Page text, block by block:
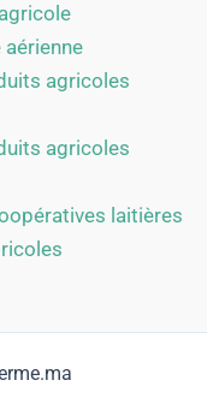
agricoles
agricoles
laitières